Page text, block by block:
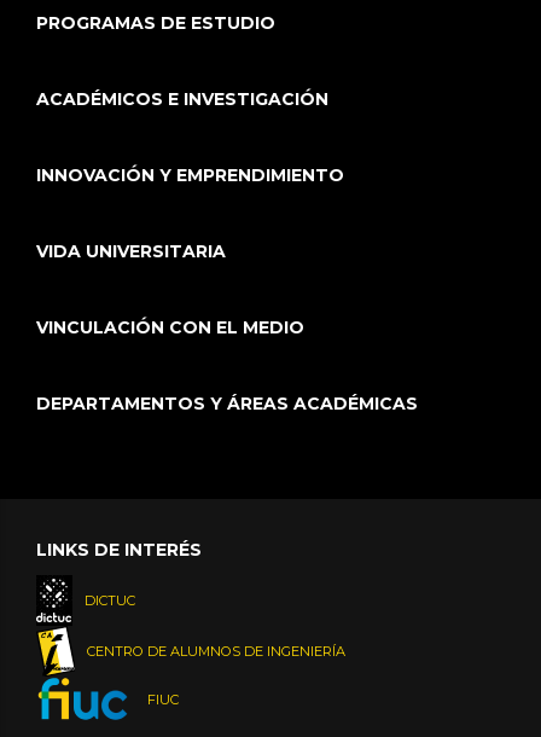
PROGRAMAS DE ESTUDIO
ACADÉMICOS E INVESTIGACIÓN
INNOVACIÓN Y EMPRENDIMIENTO
VIDA UNIVERSITARIA
VINCULACIÓN CON EL MEDIO
DEPARTAMENTOS Y ÁREAS ACADÉMICAS
LINKS DE INTERÉS
DICTUC
CENTRO DE ALUMNOS DE INGENIERÍA
FIUC